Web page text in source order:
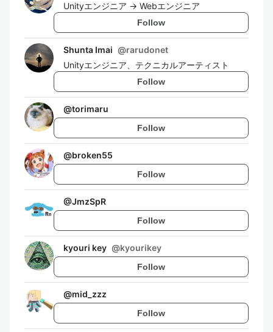
Unityエンジニア -> Webエンジニア
Follow
Shunta Imai @rarudonet
Unityエンジニア、テクニカルアーティスト
Follow
@torimaru
Follow
@broken55
Follow
@JmzSpR
Follow
kyouri key @kyourikey
Follow
@mid_zzz
Follow